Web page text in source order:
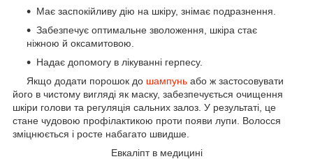
Має заспокійливу дію на шкіру, знімає подразнення.
Забезпечує оптимальне зволоження, шкіра стає
ніжною й оксамитовою.
Надає допомогу в лікуванні герпесу.
Якщо додати порошок до шампунь або ж застосовувати
його в чистому вигляді як маску, забезпечується очищення
шкіри голови та регуляція сальних залоз. У результаті, це
стане чудовою профілактикою проти появи лупи. Волосся
зміцнюється і росте набагато швидше.
Евкаліпт в медицині